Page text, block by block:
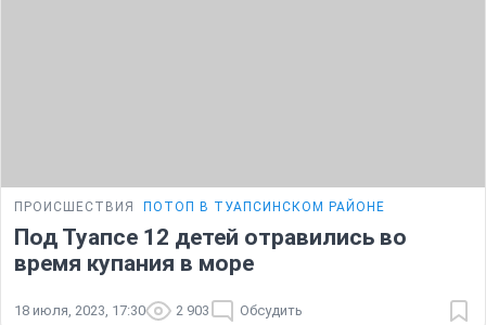
ПРОИСШЕСТВИЯ ПОТОП В ТУАПСИНСКОМ РАЙОНЕ
Под Туапсе 12 детей отравились во
время купания в море
18 июля, 2023, 17:30 2 903 Обсудить